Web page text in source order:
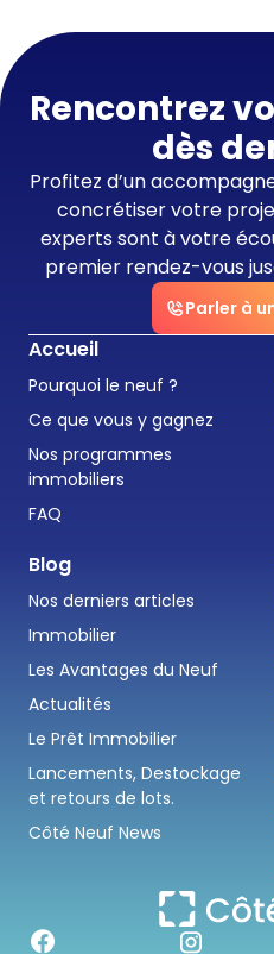
Rencontrez
dès
Profitez d’un
concrétiser votre
experts sont à votre
premier rendez-vous
Parler à
Accueil
Pourquoi le neuf ?
Ce que vous y gagnez
Nos programmes
immobiliers
FAQ
Blog
Nos derniers articles
Immobilier
Les Avantages du Neuf
Actualités
Le Prêt Immobilier
Lancements, Destockage
et retours de lots.
Côté Neuf News